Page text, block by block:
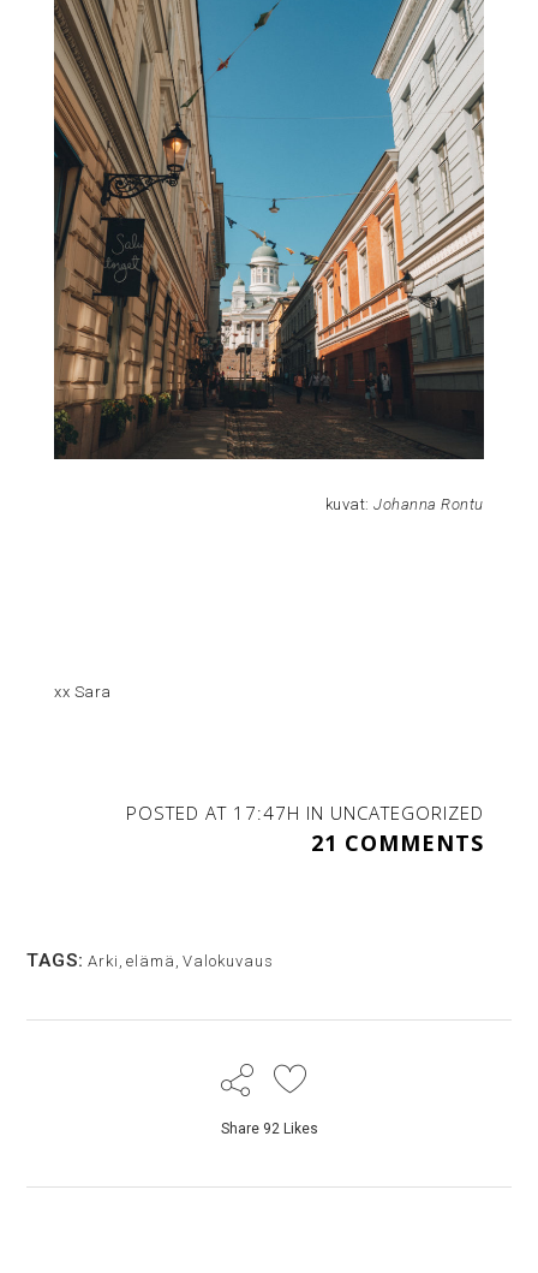
kuvat:Johanna Rontu
xx Sara
POSTED AT 17:47H IN UNCATEGORIZED
21 COMMENTS
TAGS: Arki ,elämä ,Valokuvaus
Share 92Likes